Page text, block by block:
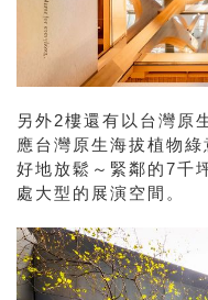
另外2樓還有以台灣原
應台灣原生海拔植物
好地放鬆～緊鄰的7千
處大型的展演空間。